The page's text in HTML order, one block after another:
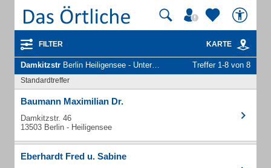
FILTER KARTE
Damkitzstr Berlin Heiligensee - Unternehmen und Personen Treffer 1-8 von 8
Standardtreffer
Baumann Maximilian Dr.
Damkitzstr. 46
13503 Berlin - Heiligensee
Eberhardt Fred u. Sabine